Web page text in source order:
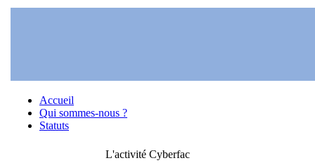
Accueil
Qui sommes-nous ?
Statuts
L'activité Cyberfac